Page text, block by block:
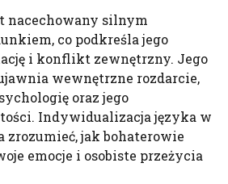
nacechowany silnym
co podkreśla jego
i konflikt zewnętrzny. Jego
wewnętrzne rozdarcie,
oraz jego
Indywidualizacja języka w
zrozumieć, jak bohaterowie
emocje i osobiste przeżycia